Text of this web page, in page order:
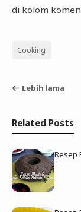
di kolom
Cooking
Lebih lama
Related Posts
Resep